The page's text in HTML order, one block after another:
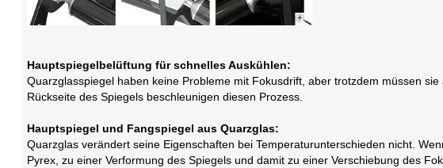
Hauptspiegelbelüftung für schnelles Auskühlen:
Quarzglasspiegel haben keine Probleme mit Fokusdrift, aber trotzdem müssen
Rückseite des Spiegels beschleunigen diesen Prozess.
Hauptspiegel und Fangspiegel aus Quarzglas:
Quarzglas verändert seine Eigenschaften bei Temperaturunterschieden nicht.
Pyrex, zu einer Verformung des Spiegels und damit zu einer Verschiebung des